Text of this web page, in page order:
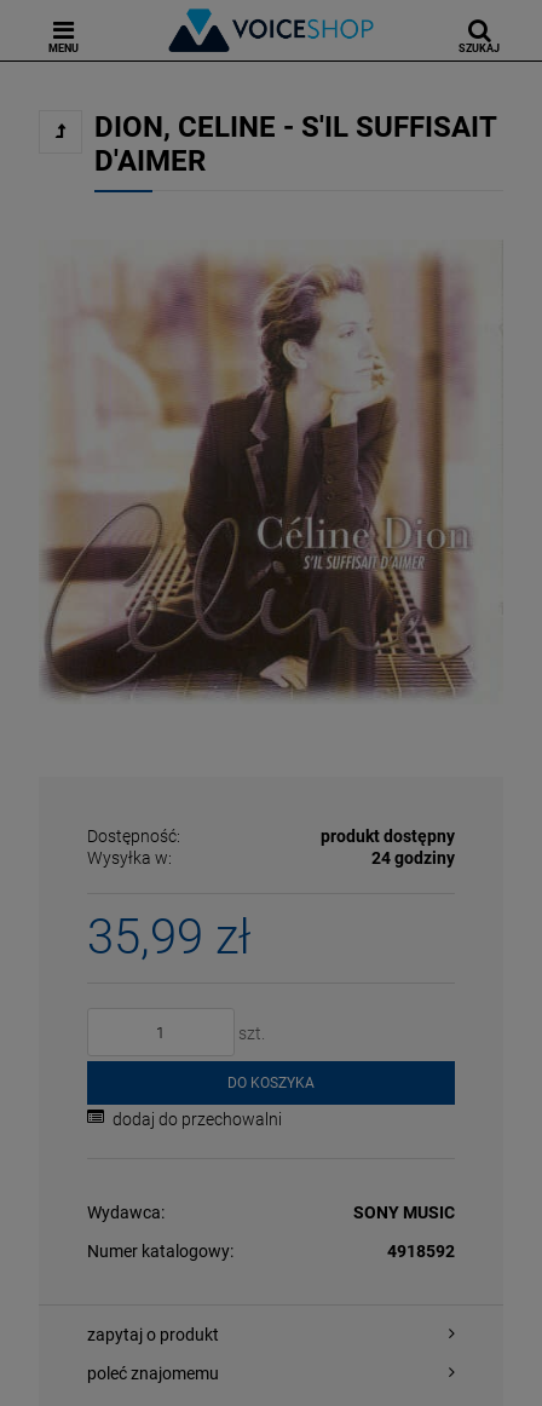
MENU SZUKAJ
DION, CELINE - S'IL SUFFISAIT
D'AIMER
Dostępność:
produkt dostępny
Wysyłka w:
24 godziny
35,99 zł
szt.
DO KOSZYKA
dodaj do przechowalni
Wydawca:
SONY MUSIC
Numer katalogowy:
4918592
zapytaj o produkt
poleć znajomemu